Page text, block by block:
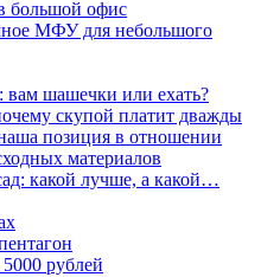
большой офис
МФУ для небольшого
вам шашечки или ехать?
скупой платит дважды
позиция в отношении
материалов
какой лучше, а какой…
рублей